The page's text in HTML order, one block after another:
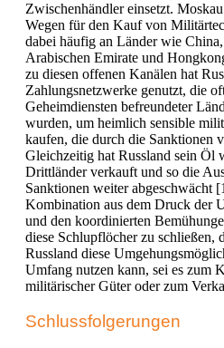
Zwischenhändler einsetzt.
Wegen für den Kauf von
dabei häufig an Länder wie
Arabischen Emirate und
zu diesen offenen Kanälen hat
Zahlungsnetzwerke genutzt, die
Geheimdiensten befreundeter
wurden, um heimlich sensible
kaufen, die durch die Sanktionen
Gleichzeitig hat Russland sein Öl
Drittländer verkauft und so die
Sanktionen weiter abgeschwächt
Kombination aus dem Druck der
und den koordinierten
diese Schlupflöcher zu schließen,
Russland diese
Umfang nutzen kann, sei es zum
militärischer Güter oder zum
Schlussfolgerungen